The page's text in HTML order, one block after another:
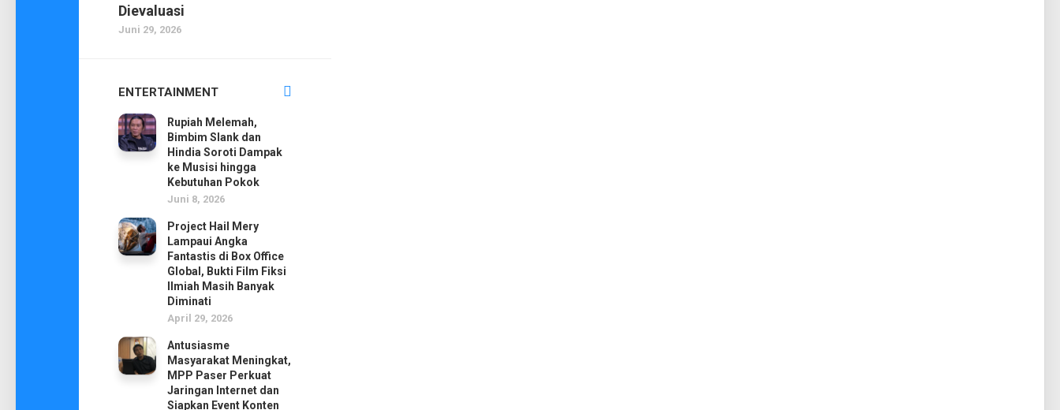
Dievaluasi
Juni 29, 2026
ENTERTAINMENT
Rupiah Melemah,
Bimbim Slank dan
Hindia Soroti Dampak
ke Musisi hingga
Kebutuhan Pokok
Juni 8, 2026
Project Hail Mery
Lampaui Angka
Fantastis di Box Office
Global, Bukti Film Fiksi
Ilmiah Masih Banyak
Diminati
April 29, 2026
Antusiasme
Masyarakat Meningkat,
MPP Paser Perkuat
Jaringan Internet dan
Siapkan Event Konten